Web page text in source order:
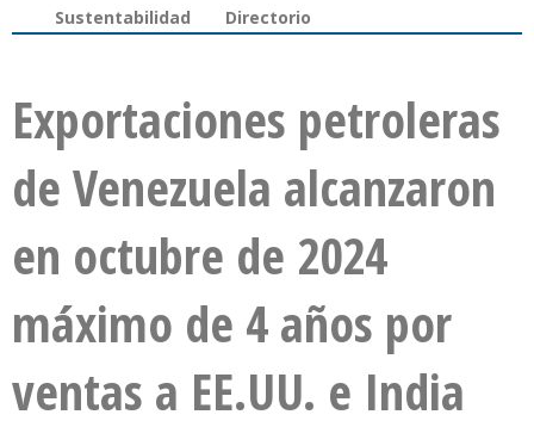
Sustentabilidad
Directorio
Exportaciones petroleras
de Venezuela alcanzaron
en octubre de 2024
máximo de 4 años por
ventas a EE.UU. e India